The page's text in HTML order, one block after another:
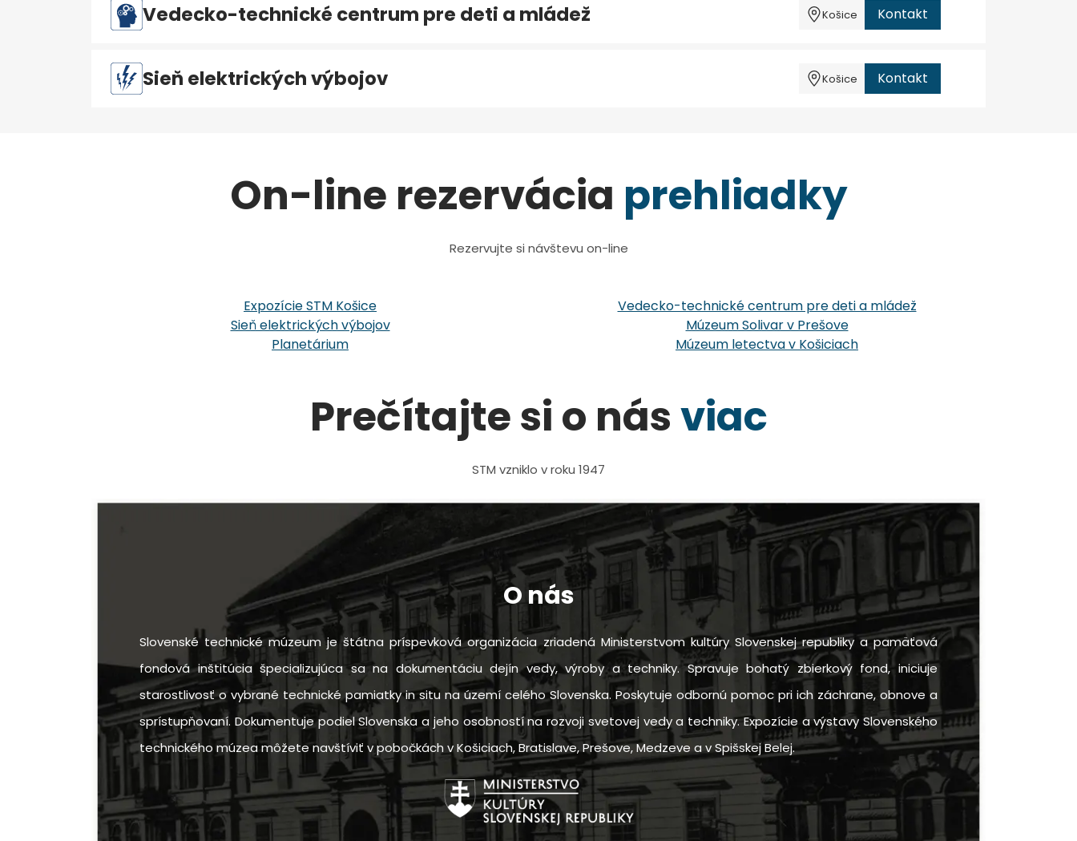
Vedecko-technické centrum pre deti a mládež Košice Kontakt
Sieň elektrických výbojov Košice Kontakt
On-line rezervácia prehliadky
Rezervujte si návštevu on-line
Expozície STM Košice
Sieň elektrických výbojov
Planetárium
Vedecko-technické centrum pre deti a mládež
Múzeum Solivar v Prešove
Múzeum letectva v Košiciach
Prečítajte si o násviac
STM vzniklo v roku 1947
O nás
Slovenské technické múzeum je štátna príspevková organizácia zriadená Ministerstvom kultúry Slovenskej republiky a pamäťová
fondová inštitúcia špecializujúca sa na dokumentáciu dejín vedy, výroby a techniky. Spravuje bohatý zbierkový fond, iniciuje
starostlivosť o vybrané technické pamiatky in situ na území celého Slovenska. Poskytuje odbornú pomoc pri ich záchrane, obnove a
sprístupňovaní. Dokumentuje podiel Slovenska a jeho osobností na rozvoji svetovej vedy a techniky. Expozície a výstavy Slovenského
technického múzea môžete navštíviť v pobočkách v Košiciach, Bratislave, Prešove, Medzeve a v Spišskej Belej.